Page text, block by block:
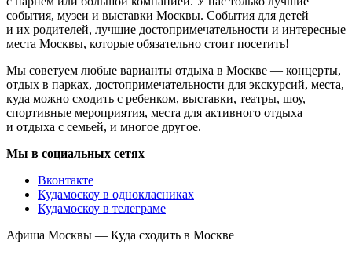
события, музеи и выставки Москвы. События для детей
и их родителей, лучшие достопримечательности и интересные
места Москвы, которые обязательно стоит посетить!
Мы советуем любые варианты отдыха в Москве — концерты,
отдых в парках, достопримечательности для экскурсий, места,
куда можно сходить с ребенком, выставки, театры, шоу,
спортивные мероприятия, места для активного отдыха
и отдыха с семьей, и многое другое.
Мы в социальных сетях
Вконтакте
Кудамоскоу в однокласниках
Кудамоскоу в телеграме
Афиша Москвы — Куда сходить в Москве